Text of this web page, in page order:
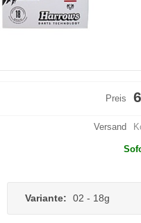
Preis
Versand
Variante: 02 - 18g